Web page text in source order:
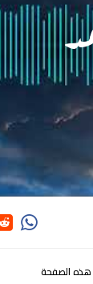
هذه الصفحة